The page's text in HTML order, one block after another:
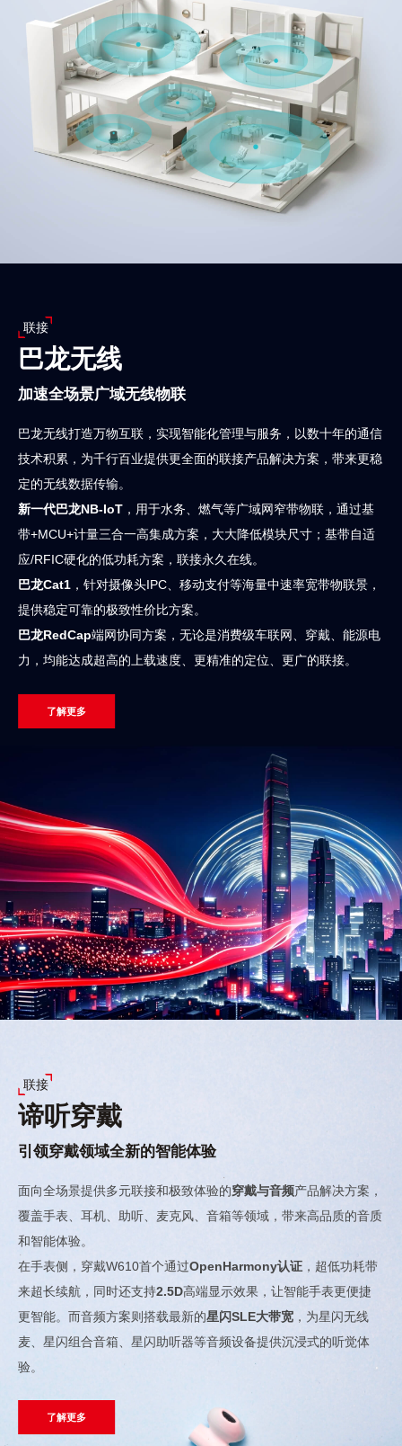
联接
巴龙无线
加速全场景广域无线物联
巴龙无线打造万物互联，实现智能化管理与服务，以数十年的通信
技术积累，为千行百业提供更全面的联接产品解决方案，带来更稳
定的无线数据传输。
新一代巴龙NB-IoT ，用于水务、燃气等广域网窄带物联，通过基
带+MCU+计量三合一高集成方案，大大降低模块尺寸；基带自适
应/RFIC硬化的低功耗方案，联接永久在线。
巴龙Cat1 ，针对摄像头IPC、移动支付等海量中速率宽带物联景，
提供稳定可靠的极致性价比方案。
巴龙RedCap端网协同方案，无论是消费级车联网、穿戴、能源电
力，均能达成超高的上载速度、更精准的定位、更广的联接。
了解更多
联接
谛听穿戴
引领穿戴领域全新的智能体验
面向全场景提供多元联接和极致体验的穿戴与音频产品解决方案，
覆盖手表、耳机、助听、麦克风、音箱等领域，带来高品质的音质
和智能体验。
在手表侧，穿戴W610首个通过OpenHarmony认证 ，超低功耗带
来超长续航，同时还支持2.5D高端显示效果，让智能手表更便捷
更智能。而音频方案则搭载最新的星闪SLE大带宽 ，为星闪无线
麦、星闪组合音箱、星闪助听器等音频设备提供沉浸式的听觉体
验。
了解更多